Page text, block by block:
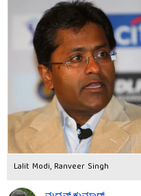
Lalit Modi, Ranveer Singh